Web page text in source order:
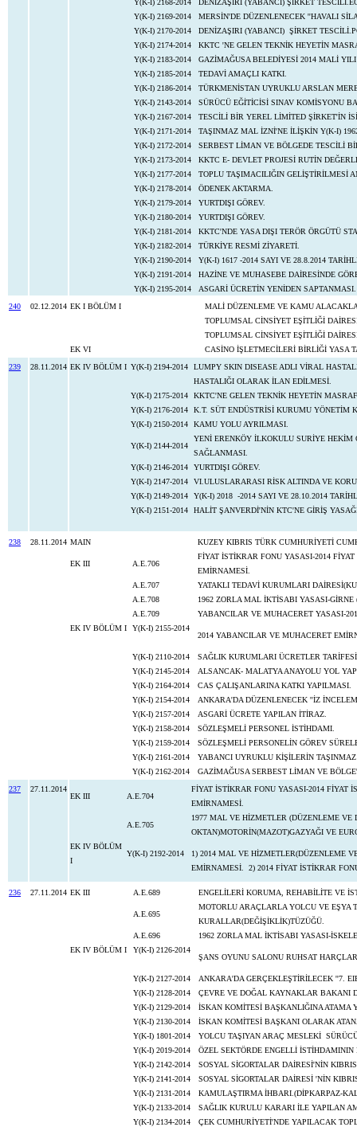
Y(K-I) 2168-2014
DENİZAŞIRI (YABANCI) ŞİRKET
Y(K-I) 2169-2014
MERSİN'DE DÜZENLENECEK ''HAVALI
Y(K-I) 2170-2014
DENİZAŞIRI (YABANCI) ŞİRKET
Y(K-I) 2174-2014
KKTC 'NE GELEN TEKNİK HEYETİN
Y(K-I) 2183-2014
GAZİMAĞUSA BELEDİYESİ 2014 MALİ
Y(K-I) 2185-2014
TEDAVİ AMAÇLI KATKI.
Y(K-I) 2186-2014
TÜRKMENİSTAN UYRUKLU ARSLAN
Y(K-I) 2143-2014
SÜRÜCÜ EĞİTİCİSİ SINAV KOMİSYONU
Y(K-I) 2167-2014
TESCİLİ BİR YEREL LİMİTED ŞİRKET'İN
Y(K-I) 2171-2014
TAŞINMAZ MAL İZNİ'NE İLİŞKİN Y(K-I)
Y(K-I) 2172-2014
SERBEST LİMAN VE BÖLGEDE TESCİLİ
Y(K-I) 2173-2014
KKTC E- DEVLET PROJESİ RUTİN
Y(K-I) 2177-2014
TOPLU TAŞIMACILIĞIN GELİŞTİRİLMESİ
Y(K-I) 2178-2014
ÖDENEK AKTARMA.
Y(K-I) 2179-2014
YURTDIŞI GÖREV.
Y(K-I) 2180-2014
YURTDIŞI GÖREV.
Y(K-I) 2181-2014
KKTC'NDE YASA DIŞI TERÖR ÖRGÜTÜ
Y(K-I) 2182-2014
TÜRKİYE RESMİ ZİYARETİ.
Y(K-I) 2190-2014
Y(K-I) 1617 -2014 SAYI VE 28.8.2014
Y(K-I) 2191-2014
HAZİNE VE MUHASEBE DAİRESİNDE
Y(K-I) 2195-2014
ASGARİ ÜCRETİN YENİDEN SAPTANMASI.
240
02.12.2014 EK I BÖLÜM I
MALİ DÜZENLEME VE KAMU
TOPLUMSAL CİNSİYET EŞİTLİĞİ
TOPLUMSAL CİNSİYET EŞİTLİĞİ
EK VI
CASİNO İŞLETMECİLERİ BİRLİĞİ YASA
239
28.11.2014 EK IV BÖLÜM I Y(K-I) 2194-2014
LUMPY SKIN DISEASE ADLI VİRAL
HASTALIĞI OLARAK İLAN EDİLMESİ.
Y(K-I) 2175-2014
KKTC'NE GELEN TEKNİK HEYETİN
Y(K-I) 2176-2014
K.T. SÜT ENDÜSTRİSİ KURUMU YÖNETİM
Y(K-I) 2150-2014
KAMU YOLU AYRILMASI.
Y(K-I) 2144-2014
YENİ ERENKÖY İLKOKULU SURİYE
SAĞLANMASI.
Y(K-I) 2146-2014
YURTDIŞI GÖREV.
Y(K-I) 2147-2014
VI.ULUSLARARASI RİSK ALTINDA VE
Y(K-I) 2149-2014
Y(K-I) 2018 -2014 SAYI VE 28.10.2014
Y(K-I) 2151-2014
HALİT ŞANVERDİ'NİN KTC'NE GİRİŞ
238 28.11.2014 MAIN KUZEY KIBRIS TÜRK CUMHURİYETİ
EK III A.E.706
FİYAT İSTİKRAR FONU YASASI-2014
EMİRNAMESİ.
A.E.707
YATAKLI TEDAVİ KURUMLARI
A.E.708
1962 ZORLA MAL İKTİSABI YASASI-
A.E.709
YABANCILAR VE MUHACERET YASASI-
EK IV BÖLÜM I
Y(K-I) 2155-2014
2014 YABANCILAR VE MUHACERET
Y(K-I) 2110-2014
SAĞLIK KURUMLARI ÜCRETLER
Y(K-I) 2145-2014
ALSANCAK- MALATYA ANAYOLU YOL
Y(K-I) 2164-2014
CAS ÇALIŞANLARINA KATKI YAPILMASI.
Y(K-I) 2154-2014
ANKARA'DA DÜZENLENECEK ''İZ
Y(K-I) 2157-2014
ASGARİ ÜCRETE YAPILAN İTİRAZ.
Y(K-I) 2158-2014
SÖZLEŞMELİ PERSONEL İSTİHDAMI.
Y(K-I) 2159-2014
SÖZLEŞMELİ PERSONELİN GÖREV
Y(K-I) 2161-2014
YABANCI UYRUKLU KİŞİLERİN
Y(K-I) 2162-2014
GAZİMAĞUSA SERBEST LİMAN VE
237
27.11.2014
EK III
A.E.704
FİYAT İSTİKRAR FONU YASASI-2014 FİYAT
EMİRNAMESİ.
A.E.705
1977 MAL VE HİZMETLER (DÜZENLEME VE
EK IV BÖLÜM
I
Y(K-I) 2192-2014 1) 2014 MAL VE HİZMETLER(DÜZENLEME
EMİRNAMESİ. 2) 2014 FİYAT İSTİKRAR
236 27.11.2014 EK III A.E.689 ENGELİLERİ KORUMA, REHABİLİTE VE
A.E.695
MOTORLU ARAÇLARLA YOLCU VE EŞYA
KURALLAR(DEĞİŞİKLİK)TÜZÜĞÜ.
A.E.696
1962 ZORLA MAL İKTİSABI YASASI-
EK IV BÖLÜM I
Y(K-I) 2126-2014
ŞANS OYUNU SALONU RUHSAT
Y(K-I) 2127-2014
ANKARA'DA GERÇEKLEŞTİRİLECEK ''7.
Y(K-I) 2128-2014
ÇEVRE VE DOĞAL KAYNAKLAR BAKANI
Y(K-I) 2129-2014
İSKAN KOMİTESİ BAŞKANLIĞINA ATAMA
Y(K-I) 2130-2014
İSKAN KOMİTESİ BAŞKANI OLARAK
Y(K-I) 1801-2014
YOLCU TAŞIYAN ARAÇ MESLEKİ
Y(K-I) 2019-2014
ÖZEL SEKTÖRDE ENGELLİ İSTİHDAMININ
Y(K-I) 2142-2014
SOSYAL SİGORTALAR DAİRESİ'NİN
Y(K-I) 2141-2014
SOSYAL SİGORTALAR DAİRESİ 'NİN
Y(K-I) 2131-2014
KAMULAŞTIRMA İHBARI.(DİPKARPAZ-
Y(K-I) 2133-2014
SAĞLIK KURULU KARARI İLE YAPILAN
Y(K-I) 2134-2014
ÇEK CUMHURİYETİ'NDE YAPILACAK